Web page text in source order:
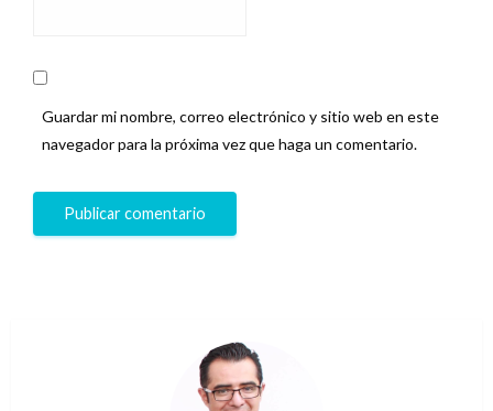
Guardar mi nombre, correo electrónico y sitio web en este
navegador para la próxima vez que haga un comentario.